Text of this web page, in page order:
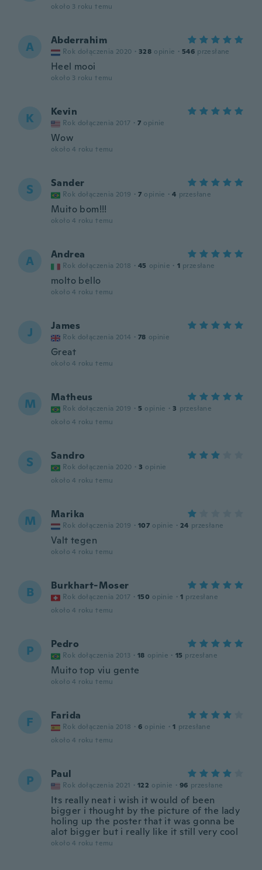
około 3 roku temu
A Abderrahim
Rok dołączenia 2020 · 328 opinie · 546 przesłane
Heel mooi
około 3 roku temu
K Kevin
Rok dołączenia 2017 · 7 opinie
Wow
około 4 roku temu
S Sander
Rok dołączenia 2019 · 7 opinie · 4 przesłane
Muito bom!!!
około 4 roku temu
A Andrea
Rok dołączenia 2018 · 45 opinie · 1 przesłane
molto bello
około 4 roku temu
J James
Rok dołączenia 2014 · 78 opinie
Great
około 4 roku temu
M Matheus
Rok dołączenia 2019 · 5 opinie · 3 przesłane
około 4 roku temu
S Sandro
Rok dołączenia 2020 · 3 opinie
około 4 roku temu
M Marika
Rok dołączenia 2019 · 107 opinie · 24 przesłane
Valt tegen
około 4 roku temu
B Burkhart-Moser
Rok dołączenia 2017 · 150 opinie · 1 przesłane
około 4 roku temu
P Pedro
Rok dołączenia 2013 · 18 opinie · 15 przesłane
Muito top viu gente
około 4 roku temu
F Farida
Rok dołączenia 2018 · 6 opinie · 1 przesłane
około 4 roku temu
P Paul
Rok dołączenia 2021 · 122 opinie · 96 przesłane
Its really neat i wish it would of been
bigger i thought by the picture of the lady
holing up the poster that it was gonna be
alot bigger but i really like it still very cool
około 4 roku temu